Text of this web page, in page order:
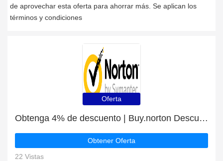
de aprovechar esta oferta para ahorrar más. Se aplican los
términos y condiciones
Oferta
Obtenga 4% de descuento | Buy.norton Descuentos para estudiantes
Obtener Oferta
22 Vistas